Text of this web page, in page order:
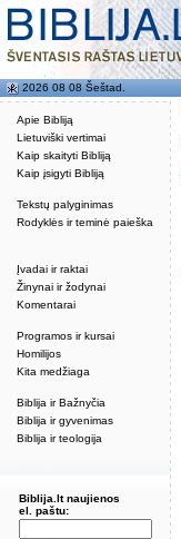
Apie Bibliją
Lietuviški vertimai
Kaip skaityti Bibliją
Kaip įsigyti Bibliją
Tekstų palyginimas
Rodyklės ir teminė paieška
Įvadai ir raktai
Žinynai ir žodynai
Komentarai
Programos ir kursai
Homilijos
Kita medžiaga
Biblija ir Bažnyčia
Biblija ir gyvenimas
Biblija ir teologija
2026 08 08 Šeštad.
Biblija.lt naujienos
el. paštu: